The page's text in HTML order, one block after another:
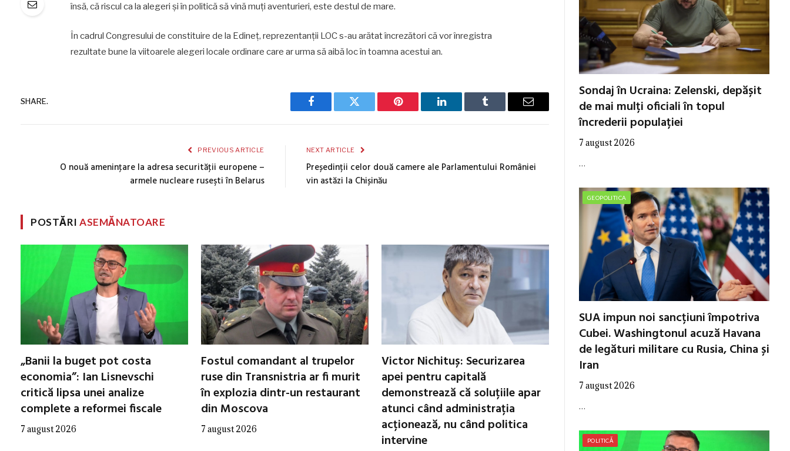
însă, că riscul ca la alegeri și în politică să vină muți aventurieri, este destul de mare.
În cadrul Congresului de constituire de la Edineț, reprezentanții LOC s-au arătat încrezători că vor înregistra
rezultate bune la viitoarele alegeri locale ordinare care ar urma să aibă loc în toamna acestui an.
SHARE.
Facebook Twitter Pinterest LinkedIn Tumblr Email
PREVIOUS ARTICLE
O nouă ameninţare la adresa securităţii europene –
armele nucleare ruseşti în Belarus
NEXT ARTICLE
Președinții celor două camere ale Parlamentului României
vin astăzi la Chișinău
POSTĂRIASEMĂNATOARE
„Banii la buget pot costa
economia”: Ian Lisnevschi
critică lipsa unei analize
complete a reformei fiscale
7 august 2026
Fostul comandant al trupelor
ruse din Transnistria ar fi murit
în explozia dintr-un restaurant
din Moscova
7 august 2026
Victor Nichituș: Securizarea
apei pentru capitală
demonstrează că soluțiile apar
atunci când administrația
acționează, nu când politica
intervine
Sondaj în Ucraina: Zelenski, depășit
de mai mulți oficiali în topul
încrederii populației
7 august 2026
…
GEOPOLITICA
SUA impun noi sancțiuni împotriva
Cubei. Washingtonul acuză Havana
de legături militare cu Rusia, China și
Iran
7 august 2026
…
POLITICĂ